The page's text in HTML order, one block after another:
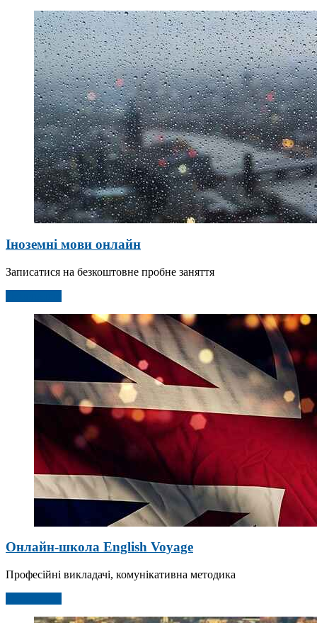
Іноземні мови онлайн
Записатися на безкоштовне пробне заняття
Онлайн-школа English Voyage
Професійні викладачі, комунікативна методика